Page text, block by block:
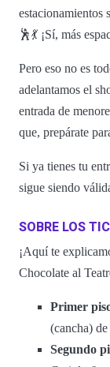
estacionamientos
🕺💃 ¡Sí, más
Pero eso no es
adelantamos el
entrada de
que, prepárate
Si ya tienes tu
sigue siendo
SOBRE LOS
¡Aquí te
Chocolate al
Primer
(cancha)
Segundo